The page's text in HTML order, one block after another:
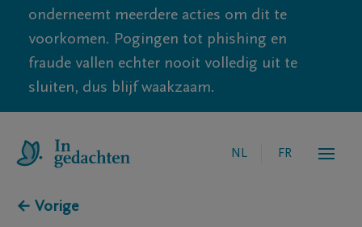
onderneemt meerdere acties om dit te
voorkomen. Pogingen tot phishing en
fraude vallen echter nooit volledig uit te
sluiten, dus blijf waakzaam.
NL FR
← Vorige